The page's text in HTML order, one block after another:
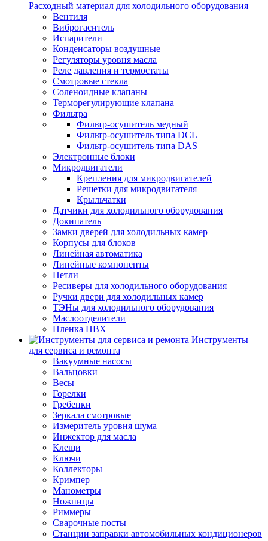
Расходный материал для холодильного оборудования
Вентиля
Виброгаситель
Испарители
Конденсаторы воздушные
Регуляторы уровня масла
Реле давления и термостаты
Смотровые стекла
Соленоидные клапаны
Терморегулирующие клапана
Фильтра
Фильтр-осушитель медный
Фильтр-осушитель типа DCL
Фильтр-осушитель типа DAS
Электронные блоки
Микродвигатели
Крепления для микродвигателей
Решетки для микродвигателя
Крыльчатки
Датчики для холодильного оборудования
Докипатель
Замки дверей для холодильных камер
Корпусы для блоков
Линейная автоматика
Линейные компоненты
Петли
Ресиверы для холодильного оборудования
Ручки двери для холодильных камер
ТЭНы для холодильного оборудования
Маслоотделители
Пленка ПВХ
Инструменты
для сервиса и ремонта
Вакуумные насосы
Вальцовки
Весы
Горелки
Гребенки
Зеркала смотровые
Измеритель уровня шума
Инжектор для масла
Клещи
Ключи
Коллекторы
Кримпер
Манометры
Ножницы
Риммеры
Сварочные посты
Станции заправки автомобильных кондиционеров